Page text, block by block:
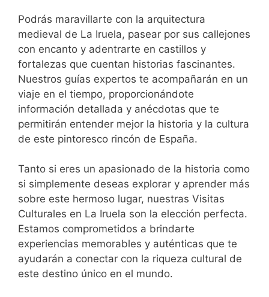
Podrás maravillarte con la arquitectura
medieval de La Iruela, pasear por sus callejones
con encanto y adentrarte en castillos y
fortalezas que cuentan historias fascinantes.
Nuestros guías expertos te acompañarán en un
viaje en el tiempo, proporcionándote
información detallada y anécdotas que te
permitirán entender mejor la historia y la cultura
de este pintoresco rincón de España.
Tanto si eres un apasionado de la historia como
si simplemente deseas explorar y aprender más
sobre este hermoso lugar, nuestras Visitas
Culturales en La Iruela son la elección perfecta.
Estamos comprometidos a brindarte
experiencias memorables y auténticas que te
ayudarán a conectar con la riqueza cultural de
este destino único en el mundo.